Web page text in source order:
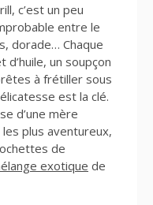
c’est un peu
entre le
dorade… Chaque
un soupçon
à frétiller sous
est la clé.
d’une mère
plus aventureux,
de
exotique de